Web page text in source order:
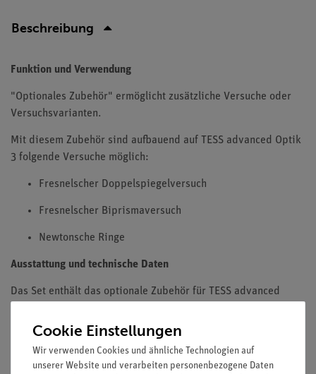
Beschreibung
Funktion und Verwendung
"Optionales Zubehör" ermöglicht zusätzliche Versuche oder
Versuchsvarianten.
Mit diesem Zubehör sind aufbauend auf TESS advanced Optik
3 folgende Versuche möglich:
Fresnelscher Doppelspiegelversuch
Fresnelscher Biprismaversuch
Newtonsche Ringe
Ausstattung und technische Daten
Das Set enthält das optionale Zubehör für TESS advanced
Versuche
Cookie Einstellungen
Wir verwenden Cookies und ähnliche Technologien auf
unserer Website und verarbeiten personenbezogene Daten